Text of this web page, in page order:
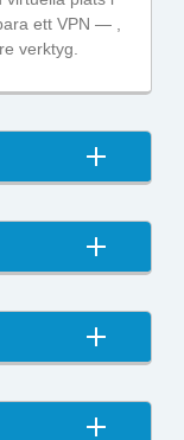
ett VPN — ,
verktyg.